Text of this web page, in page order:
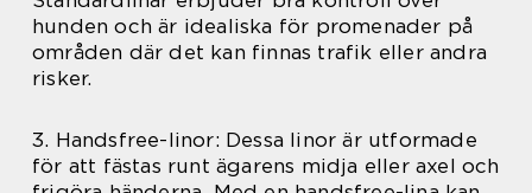
hunden och är idealiska för promenader på
områden där det kan finnas trafik eller andra
risker.
3. Handsfree-linor: Dessa linor är utformade
för att fästas runt ägarens midja eller axel och